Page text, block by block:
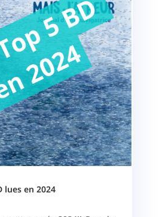
lues en 2024